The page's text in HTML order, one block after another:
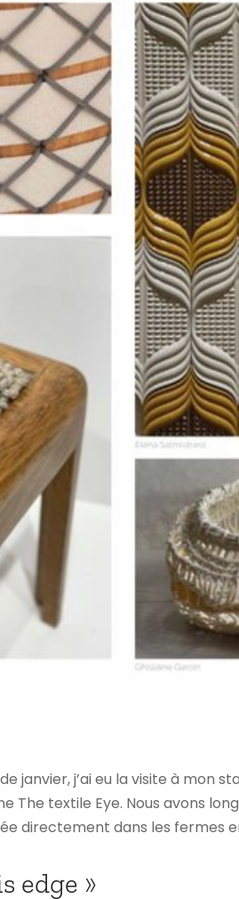
janvier, j’ai eu la visite à mon
The textile Eye. Nous avons
directement dans les fermes
edge »